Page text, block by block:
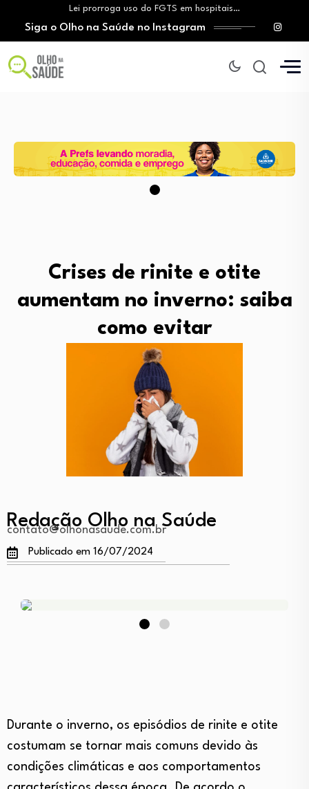
Lei prorroga uso do FGTS em hospitais…
Brasil registra alta taxa de diagnósticos tardios…
O Monte Tabor entrega à Bahia um…
Aleitamento materno: Salvador amplia ações de incentivo…
Medicamento incorporado ao SUS reduz em até…
Siga o Olho na Saúde no Instagram
Crises de rinite e otite
aumentam no inverno: saiba
como evitar
Redação Olho na Saúde
contato@olhonasaude.com.br
Publicado em 16/07/2024
Durante o inverno, os episódios de rinite e otite
costumam se tornar mais comuns devido às
condições climáticas e aos comportamentos